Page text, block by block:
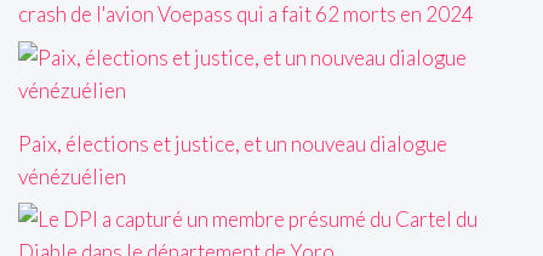
crash de l'avion Voepass qui a fait 62 morts en 2024
Paix, élections et justice, et un nouveau dialogue
vénézuélien